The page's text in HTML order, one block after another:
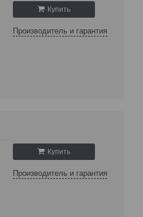
Купить
Производитель и гарантия
Купить
Производитель и гарантия